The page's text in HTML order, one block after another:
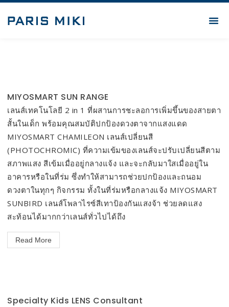
MIYOSMART SUN RANGE
เลนส์เทคโนโลยี 2 in 1 ที่ผสานการชะลอการเพิ่มขึ้นของสายตา
สั้นในเด็ก พร้อมคุณสมบัติปกป้องดวงตาจากแสงแดด
MIYOSMART CHAMILEON เลนส์เปลี่ยนสี
(PHOTOCHROMIC) ที่ความเข้มของเลนส์จะปรับเปลี่ยนสีตาม
สภาพแสง สีเข้มเมื่ออยู่กลางแจ้ง และจะกลับมาใสเมื่ออยู่ใน
อาคารหรือในที่ร่ม ซึ่งทำให้สามารถช่วยปกป้องและถนอม
ดวงตาในทุกๆ กิจกรรม ทั้งในที่ร่มหรือกลางแจ้ง MIYOSMART
SUNBIRD เลนส์โพลาไรซ์สีเทาป้องกันแสงจ้า ช่วยลดแสง
สะท้อนได้มากกว่าเลนส์ทั่วไปได้ถึง
Read More
Specialty Kids LENS Consultant